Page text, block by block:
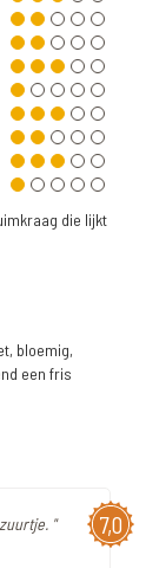
die lijkt
bloemig,
een fris
7,0
"